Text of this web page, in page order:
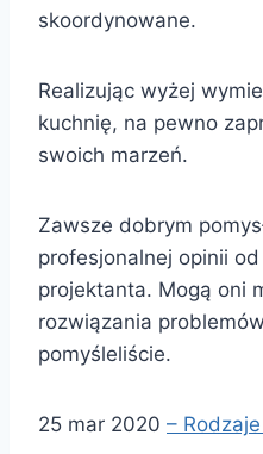
skoordynowane.
Realizując wyżej
kuchnię, na pewno
swoich marzeń.
Zawsze dobrym
profesjonalnej opinii
projektanta. Mogą oni
rozwiązania
pomyśleliście.
25 mar 2020 –